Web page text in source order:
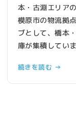
本・古淵エリア
模原市の物流拠
ブとして、橋本
庫が集積してい
続きを読む →